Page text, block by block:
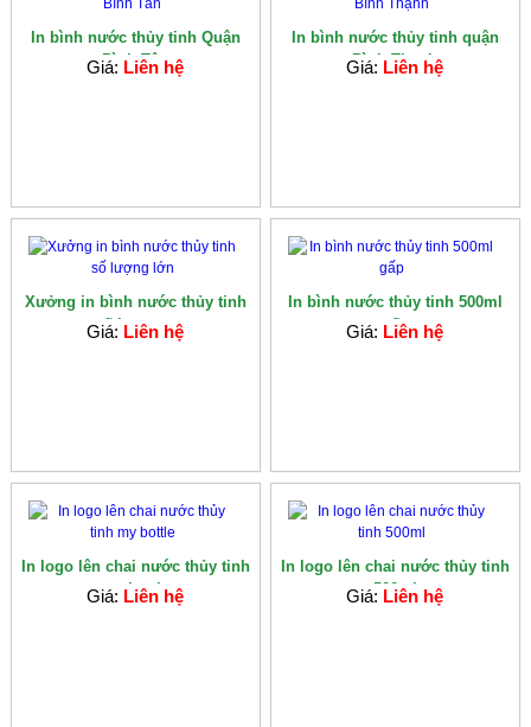
In bình nước thủy tinh Quận
Bình Tân
Giá: Liên hệ
In bình nước thủy tinh quận
Bình Thạnh
Giá: Liên hệ
Xưởng in bình nước thủy tinh
số lượng...
Giá: Liên hệ
In bình nước thủy tinh 500ml
gấp
Giá: Liên hệ
In logo lên chai nước thủy tinh
my bottle
Giá: Liên hệ
In logo lên chai nước thủy tinh
500ml
Giá: Liên hệ